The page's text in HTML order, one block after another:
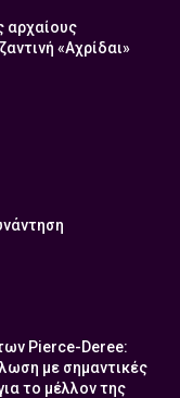
αρχαίους
«Αχρίδαι»
Pierce-Deree:
με σημαντικές
το μέλλον της